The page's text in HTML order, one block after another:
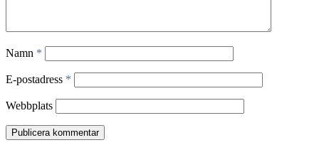
Namn *
E-postadress *
Webbplats